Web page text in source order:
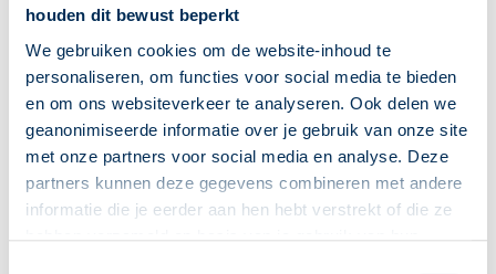
houden dit bewust beperkt
We gebruiken cookies om de website-inhoud te
personaliseren, om functies voor social media te bieden
en om ons websiteverkeer te analyseren. Ook delen we
geanonimiseerde informatie over je gebruik van onze site
met onze partners voor social media en analyse. Deze
partners kunnen deze gegevens combineren met andere
informatie die je eerder aan hen hebt verstrekt of die ze
hebben verzameld op basis van je gebruik van hun
Deze Service Apotheek staat nu ingesteld als jouw
Almkerk
Amersfoort
Amstelveen
Amsterdam